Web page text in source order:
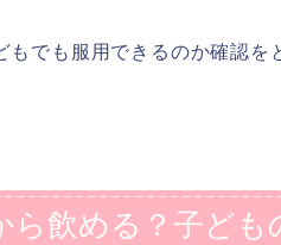
でも服用できるのか確認を
飲める？子ども